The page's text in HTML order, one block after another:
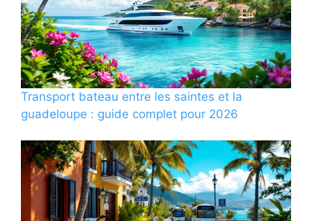
Transport bateau entre les saintes et la
guadeloupe : guide complet pour 2026